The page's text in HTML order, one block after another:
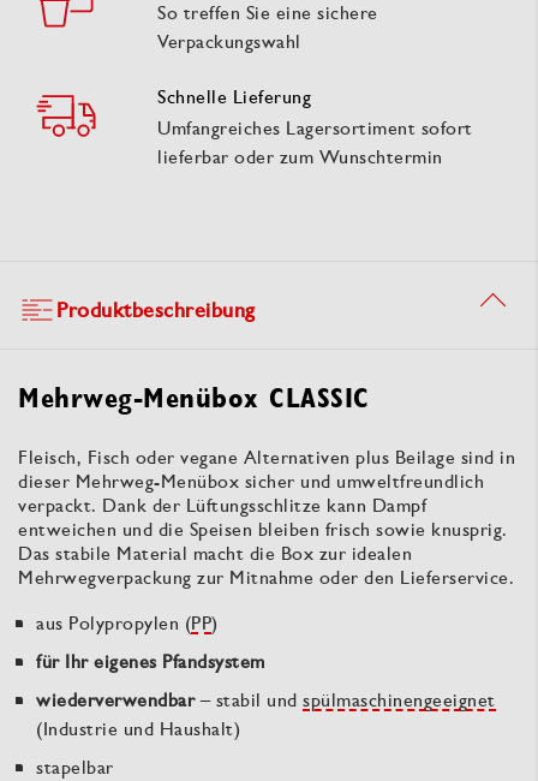
So treffen Sie eine sichere
Verpackungswahl
Schnelle Lieferung
Umfangreiches Lagersortiment sofort
lieferbar oder zum Wunschtermin
Produktbeschreibung
Mehrweg-Menübox CLASSIC
Fleisch, Fisch oder vegane Alternativen plus Beilage sind in
dieser Mehrweg-Menübox sicher und umweltfreundlich
verpackt. Dank der Lüftungsschlitze kann Dampf
entweichen und die Speisen bleiben frisch sowie knusprig.
Das stabile Material macht die Box zur idealen
Mehrwegverpackung zur Mitnahme oder den Lieferservice.
aus Polypropylen (PP)
für Ihr eigenes Pfandsystem
wiederverwendbar– stabil und spülmaschinengeeignet
(Industrie und Haushalt)
stapelbar